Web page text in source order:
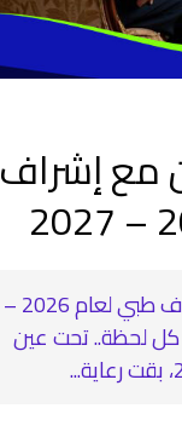
مع إشراف
‍ رعاية كبار السن مع إشراف طبي لعام 2026 –
كل لحظة.. تحت عين